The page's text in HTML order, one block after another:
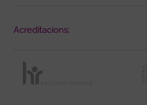
Acreditacions: